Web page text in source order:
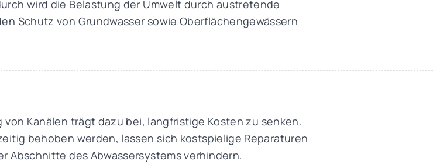
wird die Belastung der Umwelt durch austretende
Schutz von Grundwasser sowie Oberflächengewässern
Kanälen trägt dazu bei, langfristige Kosten zu senken.
behoben werden, lassen sich kostspielige Reparaturen
Abschnitte des Abwassersystems verhindern.